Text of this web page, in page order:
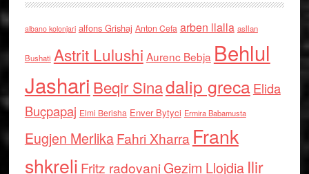
albano kolonjari alfons Grishaj Anton Cefa arben llalla asllan
Bushati Astrit Lulushi Aurenc Bebja Behlul
Jashari Beqir Sinadalip grecaElida
Buçpapaj Elmi Berisha Enver Bytyci Ermira Babamusta
Eugjen MerlikaFahri Xharra Frank
shkreli Fritz radovaniGezim Llojdia Ilir